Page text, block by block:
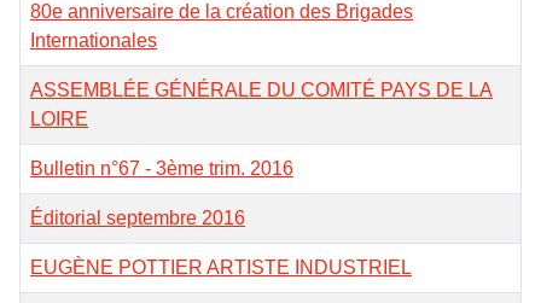
80e anniversaire de la création des Brigades
Internationales
ASSEMBLÉE GÉNÉRALE DU COMITÉ PAYS DE LA
LOIRE
Bulletin n°67 - 3ème trim. 2016
Éditorial septembre 2016
EUGÈNE POTTIER ARTISTE INDUSTRIEL